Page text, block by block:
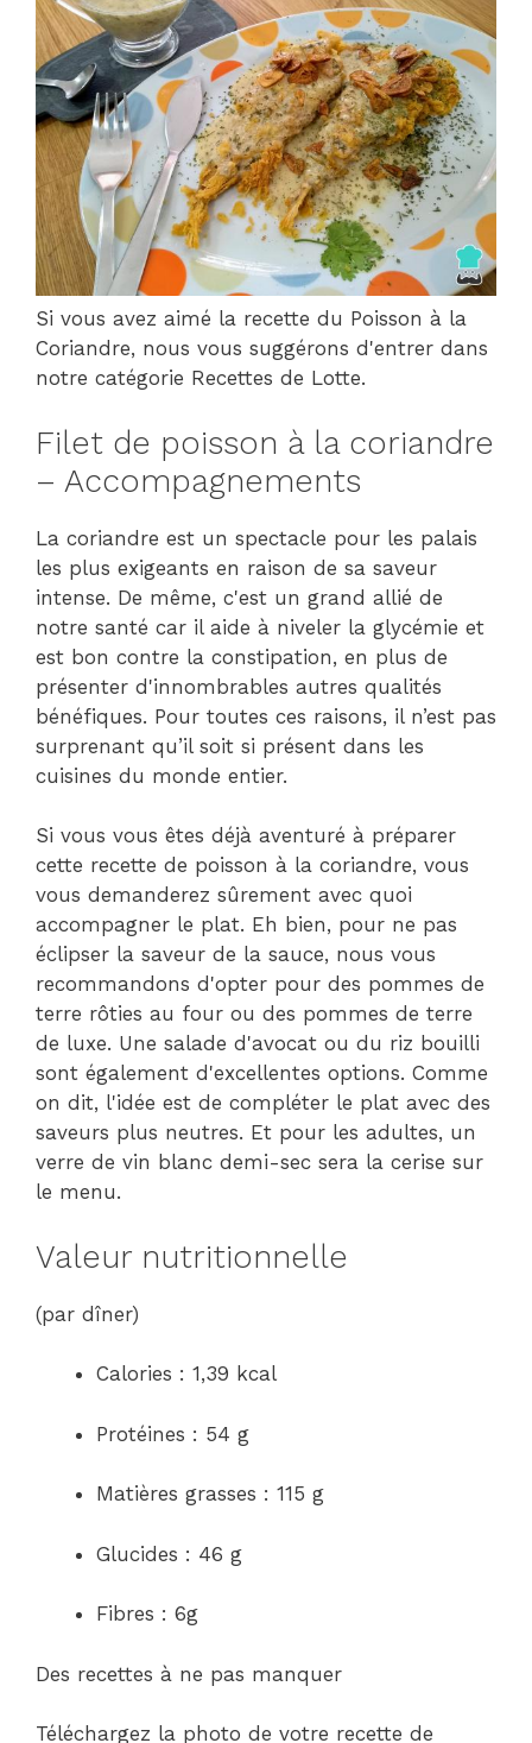
Si vous avez aimé la recette du Poisson à la
Coriandre, nous vous suggérons d'entrer dans
notre catégorie Recettes de Lotte.
Filet de poisson à la coriandre
– Accompagnements
La coriandre est un spectacle pour les palais
les plus exigeants en raison de sa saveur
intense. De même, c'est un grand allié de
notre santé car il aide à niveler la glycémie et
est bon contre la constipation, en plus de
présenter d'innombrables autres qualités
bénéfiques. Pour toutes ces raisons, il n’est pas
surprenant qu’il soit si présent dans les
cuisines du monde entier.
Si vous vous êtes déjà aventuré à préparer
cette recette de poisson à la coriandre, vous
vous demanderez sûrement avec quoi
accompagner le plat. Eh bien, pour ne pas
éclipser la saveur de la sauce, nous vous
recommandons d'opter pour des pommes de
terre rôties au four ou des pommes de terre
de luxe. Une salade d'avocat ou du riz bouilli
sont également d'excellentes options. Comme
on dit, l'idée est de compléter le plat avec des
saveurs plus neutres. Et pour les adultes, un
verre de vin blanc demi-sec sera la cerise sur
le menu.
Valeur nutritionnelle
(par dîner)
Calories : 1,39 kcal
Protéines : 54 g
Matières grasses : 115 g
Glucides : 46 g
Fibres : 6g
Des recettes à ne pas manquer
Téléchargez la photo de votre recette de